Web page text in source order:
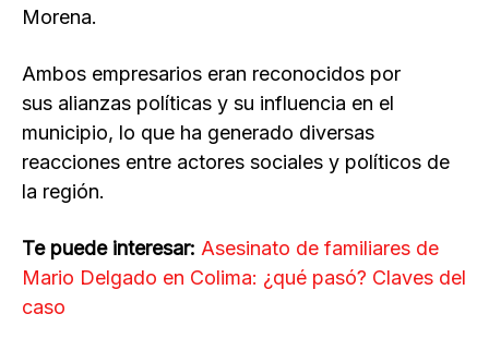
Morena.
Ambos empresarios eran reconocidos por
sus alianzas políticas y su influencia en el
municipio, lo que ha generado diversas
reacciones entre actores sociales y políticos de
la región.
Te puede interesar: Asesinato de familiares de
Mario Delgado en Colima: ¿qué pasó? Claves del
caso